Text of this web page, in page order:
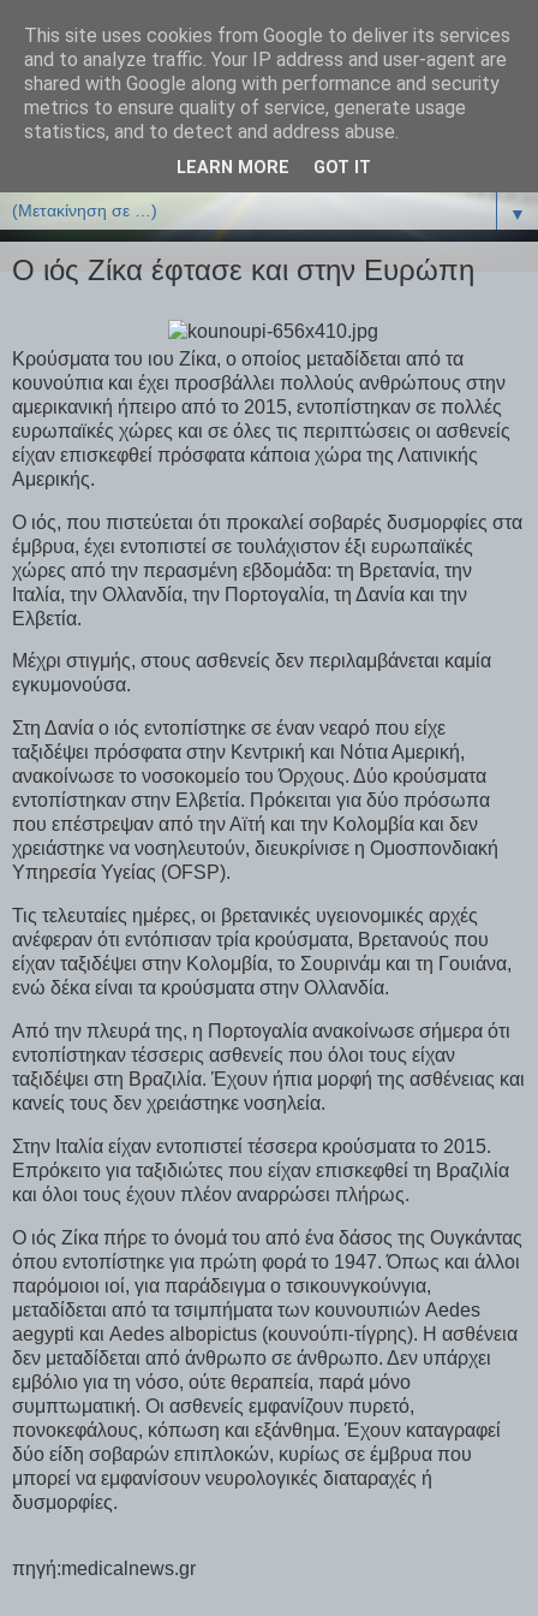
ΒΙΟΛΟΓΙΑonline.gr
Online Μαθήματα Βιολογίας
▼
Ο ιός Ζίκα έφτασε και στην Ευρώπη
Κρούσματα του ιου Ζίκα, ο οποίος μεταδίδεται από τα
κουνούπια και έχει προσβάλλει πολλούς ανθρώπους στην
αμερικανική ήπειρο από το 2015, εντοπίστηκαν σε πολλές
ευρωπαϊκές χώρες και σε όλες τις περιπτώσεις οι ασθενείς
είχαν επισκεφθεί πρόσφατα κάποια χώρα της Λατινικής
Αμερικής.
Ο ιός, που πιστεύεται ότι προκαλεί σοβαρές δυσμορφίες στα
έμβρυα, έχει εντοπιστεί σε τουλάχιστον έξι ευρωπαϊκές
χώρες από την περασμένη εβδομάδα: τη Βρετανία, την
Ιταλία, την Ολλανδία, την Πορτογαλία, τη Δανία και την
Ελβετία.
Μέχρι στιγμής, στους ασθενείς δεν περιλαμβάνεται καμία
εγκυμονούσα.
Στη Δανία ο ιός εντοπίστηκε σε έναν νεαρό που είχε
ταξιδέψει πρόσφατα στην Κεντρική και Νότια Αμερική,
ανακοίνωσε το νοσοκομείο του Όρχους. Δύο κρούσματα
εντοπίστηκαν στην Ελβετία. Πρόκειται για δύο πρόσωπα
που επέστρεψαν από την Αϊτή και την Κολομβία και δεν
χρειάστηκε να νοσηλευτούν, διευκρίνισε η Ομοσπονδιακή
Υπηρεσία Υγείας (OFSP).
Τις τελευταίες ημέρες, οι βρετανικές υγειονομικές αρχές
ανέφεραν ότι εντόπισαν τρία κρούσματα, Βρετανούς που
είχαν ταξιδέψει στην Κολομβία, το Σουρινάμ και τη Γουιάνα,
ενώ δέκα είναι τα κρούσματα στην Ολλανδία.
Από την πλευρά της, η Πορτογαλία ανακοίνωσε σήμερα ότι
εντοπίστηκαν τέσσερις ασθενείς που όλοι τους είχαν
ταξιδέψει στη Βραζιλία. Έχουν ήπια μορφή της ασθένειας και
κανείς τους δεν χρειάστηκε νοσηλεία.
Στην Ιταλία είχαν εντοπιστεί τέσσερα κρούσματα το 2015.
Επρόκειτο για ταξιδιώτες που είχαν επισκεφθεί τη Βραζιλία
και όλοι τους έχουν πλέον αναρρώσει πλήρως.
Ο ιός Ζίκα πήρε το όνομά του από ένα δάσος της Ουγκάντας
όπου εντοπίστηκε για πρώτη φορά το 1947. Όπως και άλλοι
παρόμοιοι ιοί, για παράδειγμα ο τσικουνγκούνγια,
μεταδίδεται από τα τσιμπήματα των κουνουπιών Aedes
aegypti και Aedes albopictus (κουνούπι-τίγρης). Η ασθένεια
δεν μεταδίδεται από άνθρωπο σε άνθρωπο. Δεν υπάρχει
εμβόλιο για τη νόσο, ούτε θεραπεία, παρά μόνο
συμπτωματική. Οι ασθενείς εμφανίζουν πυρετό,
πονοκεφάλους, κόπωση και εξάνθημα. Έχουν καταγραφεί
δύο είδη σοβαρών επιπλοκών, κυρίως σε έμβρυα που
μπορεί να εμφανίσουν νευρολογικές διαταραχές ή
δυσμορφίες.
πηγή:medicalnews.gr
This site uses cookies from Google to deliver its services
and to analyze traffic. Your IP address and user-agent are
shared with Google along with performance and security
metrics to ensure quality of service, generate usage
statistics, and to detect and address abuse.
LEARN MORE GOT IT